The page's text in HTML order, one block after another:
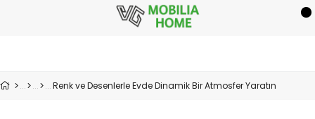
Renk ve Desenlerle Evde Dinamik Bir Atmosfer Yaratın